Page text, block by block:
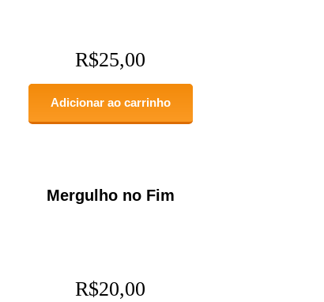
R$25,00
Adicionar ao carrinho
Mergulho no Fim
R$20,00